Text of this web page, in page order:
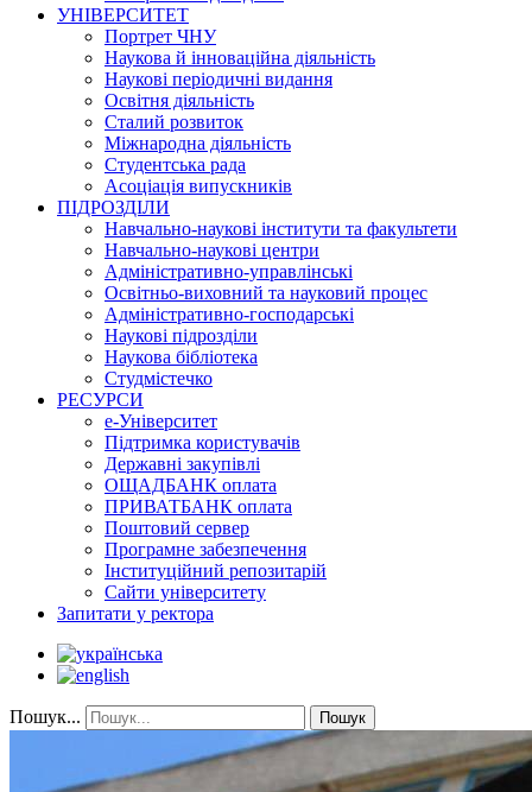
УНІВЕРСИТЕТ
Портрет ЧНУ
Наукова й інноваційна діяльність
Наукові періодичні видання
Освітня діяльність
Сталий розвиток
Міжнародна діяльність
Студентська рада
Асоціація випускників
ПІДРОЗДІЛИ
Навчально-наукові інститути та факультети
Навчально-наукові центри
Адміністративно-управлінські
Освітньо-виховний та науковий процес
Адміністративно-господарські
Наукові підрозділи
Наукова бібліотека
Студмістечко
РЕСУРСИ
е-Університет
Підтримка користувачів
Державні закупівлі
ОЩАДБАНК оплата
ПРИВАТБАНК оплата
Поштовий сервер
Програмне забезпечення
Інституційний репозитарій
Сайти університету
Запитати у ректора
Пошук... Пошук